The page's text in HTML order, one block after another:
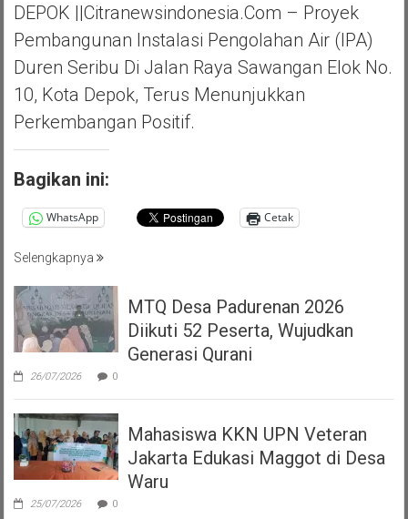
DEPOK ||Citranewsindonesia.com – Proyek
Pembangunan Instalasi Pengolahan Air (IPA)
Duren Seribu Di Jalan Raya Sawangan Elok No.
10, Kota Depok, Terus Menunjukkan
Perkembangan Positif.
Bagikan ini:
WhatsApp Cetak
Selengkapnya
MTQ Desa Padurenan 2026
Diikuti 52 Peserta, Wujudkan
Generasi Qurani
26/07/2026 0
Mahasiswa KKN UPN Veteran
Jakarta Edukasi Maggot di Desa
Waru
25/07/2026 0